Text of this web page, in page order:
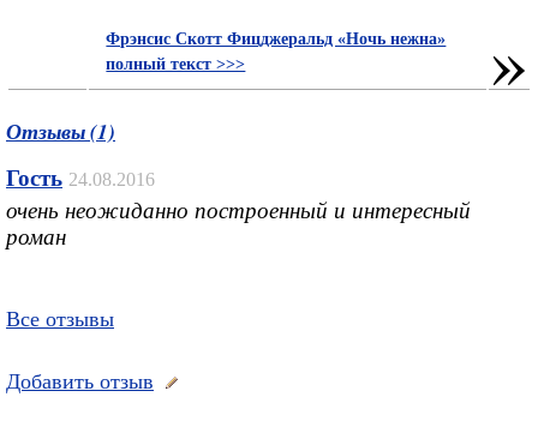
Фрэнсис Скотт Фицджеральд «Ночь нежна»
полный текст >>>
»
Отзывы (1)
Гость 24.08.2016
очень неожиданно построенный и интересный
роман
Все отзывы
Добавить отзыв